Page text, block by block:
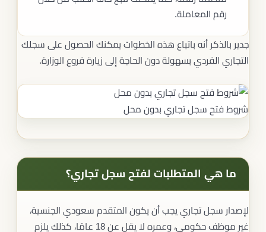
رقم المعاملة.
جدير بالذكر أنه باتباع هذه الخطوات يمكنك الحصول على سجلك
التجاري الفردي بسهولة دون الحاجة إلى زيارة فروع الوزارة.
شروط فتح سجل تجاري بدون محل
ما هي المتطلبات لفتح سجل تجاري؟
لإصدار سجل تجاري يجب أن يكون المتقدم سعودي الجنسية،
غير موظف حكومي، وعمره لا يقل عن 18 عامًا، كذلك يلزم